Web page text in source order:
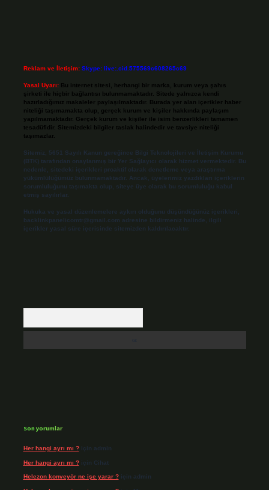
Reklam ve İletişim: Skype: live:.cid.575569c608265c69
Yasal Uyarı: Bu internet sitesi, herhangi bir marka, kurum veya şahıs
şirketi ile hiçbir bağlantısı bulunmamaktadır. Sitede yalnızca kendi
hazırladığımız makaleler paylaşılmaktadır. Burada yer alan içerikler haber
niteliği taşımamakta olup, gerçek kurum ve kişiler hakkında paylaşım
yapılmamaktadır. Gerçek kurum ve kişiler ile isim benzerlikleri tamamen
tesadüfidir. Sitemizdeki bilgiler taslak halindedir ve tavsiye niteliği
taşımazlar.
Sitemiz, 5651 Sayılı Kanun gereğince Bilgi Teknolojileri ve İletişim Kurumu
(BTK) tarafından onaylanmış bir Yer Sağlayıcı olarak hizmet vermektedir. Bu
nedenle, sitedeki içerikleri proaktif olarak denetleme veya araştırma
yükümlülüğümüz bulunmamaktadır. Ancak, üyelerimiz yazdıkları içeriklerin
sorumluluğunu taşımakta olup, siteye üye olarak bu sorumluluğu kabul
etmiş sayılırlar.
Hukuka ve yasal düzenlemelere aykırı olduğunu düşündüğünüz içerikleri,
backlinkpanelicomtr@gmail.com adresine bildirmeniz halinde, ilgili
içerikler yasal süre içerisinde sitemizden kaldırılacaktır.
Son yorumlar
Her hangi ayrı mı ?için admin
Her hangi ayrı mı ?için Cihat
Helezon konveyör ne işe yarar ?için admin